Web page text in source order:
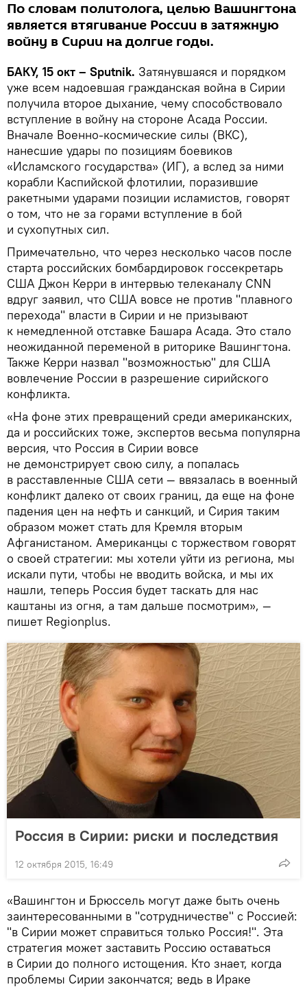
По словам политолога, целью Вашингтона
является втягивание России в затяжную
войну в Сирии на долгие годы.
БАКУ, 15 окт – Sputnik. Затянувшаяся и порядком
уже всем надоевшая гражданская война в Сирии
получила второе дыхание, чему способствовало
вступление в войну на стороне Асада России.
Вначале Военно-космические силы (ВКС),
нанесшие удары по позициям боевиков
«Исламского государства» (ИГ), а вслед за ними
корабли Каспийской флотилии, поразившие
ракетными ударами позиции исламистов, говорят
о том, что не за горами вступление в бой
и сухопутных сил.
Примечательно, что через несколько часов после
старта российских бомбардировок госсекретарь
США Джон Керри в интервью телеканалу CNN
вдруг заявил, что США вовсе не против "плавного
перехода" власти в Сирии и не призывают
к немедленной отставке Башара Асада. Это стало
неожиданной переменой в риторике Вашингтона.
Также Керри назвал "возможностью" для США
вовлечение России в разрешение сирийского
конфликта.
«На фоне этих превращений среди американских,
да и российских тоже, экспертов весьма популярна
версия, что Россия в Сирии вовсе
не демонстрирует свою силу, а попалась
в расставленные США сети — ввязалась в военный
конфликт далеко от своих границ, да еще на фоне
падения цен на нефть и санкций, и Сирия таким
образом может стать для Кремля вторым
Афганистаном. Американцы с торжеством говорят
о своей стратегии: мы хотели уйти из региона, мы
искали пути, чтобы не вводить войска, и мы их
нашли, теперь Россия будет таскать для нас
каштаны из огня, а там дальше посмотрим», —
пишет Regionplus.
Россия в Сирии: риски и последствия
12 октября 2015, 16:49
«Вашингтон и Брюссель могут даже быть очень
заинтересованными в "сотрудничестве" с Россией:
"в Сирии может справиться только Россия!". Эта
стратегия может заставить Россию оставаться
в Сирии до полного истощения. Кто знает, когда
проблемы Сирии закончатся; ведь в Ираке